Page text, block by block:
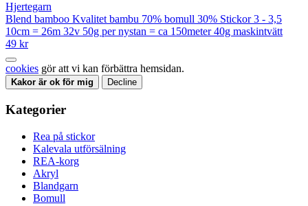
Hjertegarn
Blend bamboo Kvalitet bambu 70% bomull 30% Stickor 3 - 3,5
10cm = 26m 32v 50g per nystan = ca 150meter 40g maskintvätt
49 kr
cookies gör att vi kan förbättra hemsidan.
Kakor är ok för mig Decline
Kategorier
Rea på stickor
Kalevala utförsälning
REA-korg
Akryl
Blandgarn
Bomull